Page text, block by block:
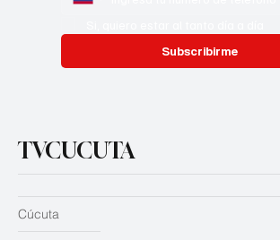
Subscribirme
TVCUCUTA
Cúcuta